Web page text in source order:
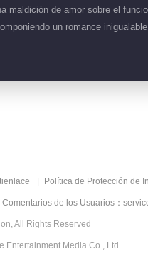
de amor sobre el
un romance
Política de Protección de
Comentarios de los Usuarios：
All Rights Reserved
Entertainment Media Co., Ltd.